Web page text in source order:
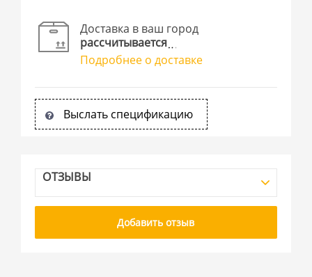
Доставка в ваш город
рассчитывается
Подробнее о доставке
Выслать спецификацию
ОТЗЫВЫ
Добавить отзыв